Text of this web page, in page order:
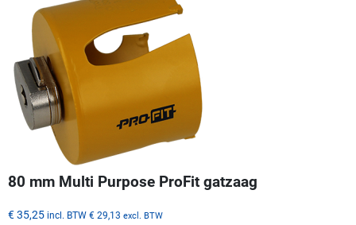
80 mm Multi Purpose ProFit gatzaag
€ 35,25 incl. BTW € 29,13 excl. BTW